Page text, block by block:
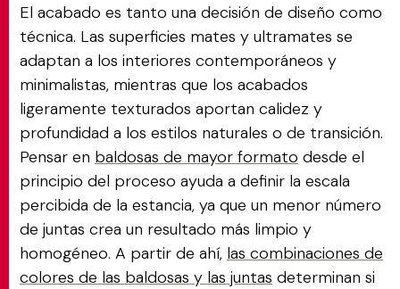
El acabado es tanto una decisión de diseño como
técnica. Las superficies mates y ultramates se
adaptan a los interiores contemporáneos y
minimalistas, mientras que los acabados
ligeramente texturados aportan calidez y
profundidad a los estilos naturales o de transición.
Pensar en baldosas de mayor formato desde el
principio del proceso ayuda a definir la escala
percibida de la estancia, ya que un menor número
de juntas crea un resultado más limpio y
homogéneo. A partir de ahí, las combinaciones de
colores de las baldosas y las juntas determinan si